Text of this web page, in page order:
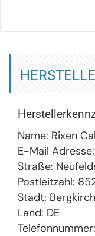
Name: Rixen
E-Mail
Straße:
Postleitzahl:
Stadt:
Land: DE